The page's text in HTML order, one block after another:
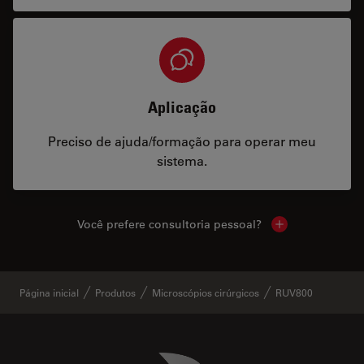
Aplicação
Preciso de ajuda/formação para operar meu
sistema.
Você prefere consultoria pessoal? Show local
Página inicial Produtos Microscópios cirúrgicos RUV800